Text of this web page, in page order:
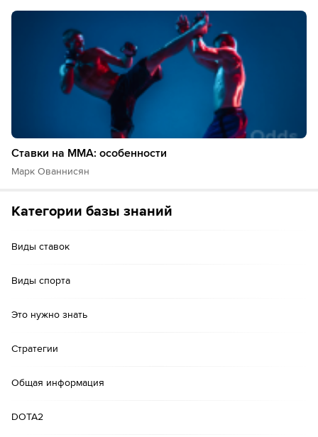
Ставки на ММА: особенности
Марк Ованнисян
Категории базы знаний
Виды ставок
Виды спорта
Это нужно знать
Стратегии
Общая информация
DOTA2